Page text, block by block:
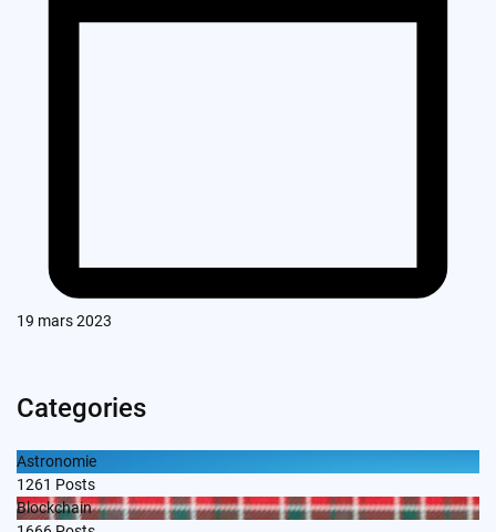
19 mars 2023
Categories
Astronomie
1261 Posts
Blockchain